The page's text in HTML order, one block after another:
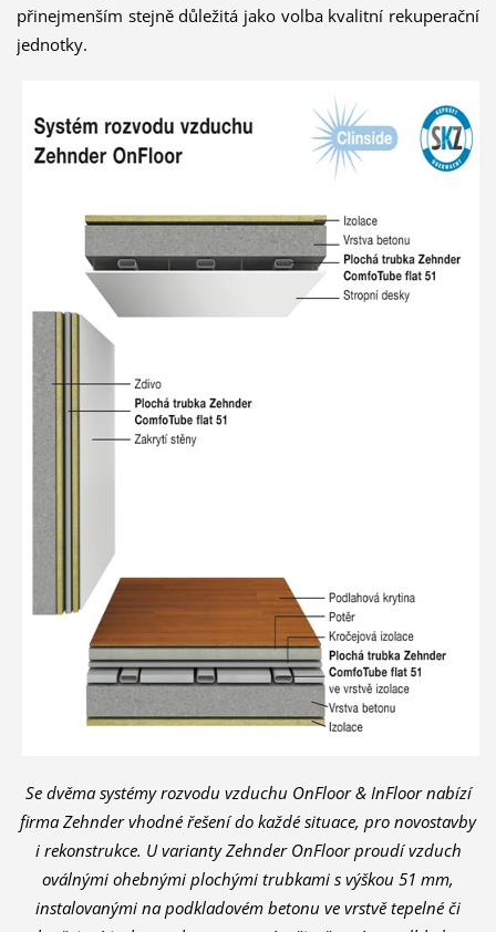
přinejmenším stejně důležitá jako volba kvalitní rekuperační
jednotky.
Se dvěma systémy rozvodu vzduchu OnFloor & InFloor nabízí
firma Zehnder vhodné řešení do každé situace, pro novostavby
i rekonstrukce. U varianty Zehnder OnFloor proudí vzduch
oválnými ohebnými plochými trubkami s výškou 51 mm,
instalovanými na podkladovém betonu ve vrstvě tepelné či